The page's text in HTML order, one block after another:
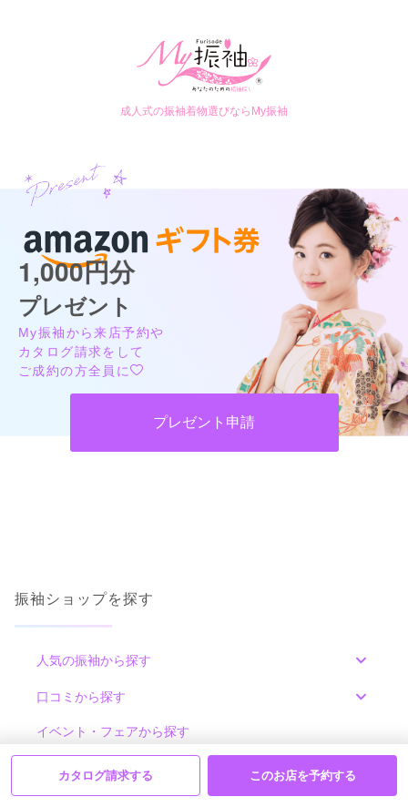
カタログ請求する このお店を予約する
成人式の振袖着物選びならMy振袖
1,000円分
プレゼント
My振袖から来店予約や
カタログ請求をして
ご成約の方全員に
プレゼント申請
振袖ショップを探す
人気の振袖から探す
みんなの振袖ランキングトップ
色別ランキング
赤 朱 ベージュ ピンク オレンジ 黄
緑
水色
青 紺 紫
シルバー
口コミから探す
口コミ一覧
イベント・フェアから探す
特集コンテンツ